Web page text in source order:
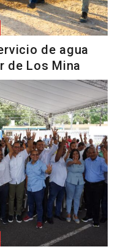
de agua
de Los Mina